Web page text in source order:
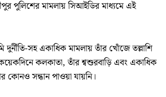
পুলিশের মামলায় সিআইডির মাধ্যমে এই
দুর্নীতি-সহ একাধিক মামলায় তাঁর খোঁজে তল্লাশি
কলকাতা, তাঁর শ্বশুরবাড়ি এবং একাধিক
কোনও সন্ধান পাওয়া যায়নি।